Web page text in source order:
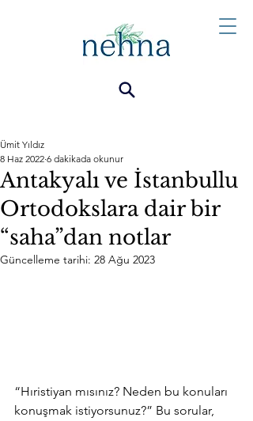
Antakyalı ve İstanbullu
Ortodokslara dair bir
“saha”dan notlar
Ümit Yıldız
8 Haz 2022 6 dakikada okunur
Güncelleme tarihi: 28 Ağu 2023
“Hıristiyan mısınız? Neden bu konuları
konuşmak istiyorsunuz?” Bu sorular,